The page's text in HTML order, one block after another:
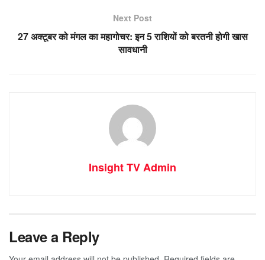
Next Post
27 अक्टूबर को मंगल का महागोचर: इन 5 राशियों को बरतनी होगी खास
सावधानी
Insight TV Admin
Leave a Reply